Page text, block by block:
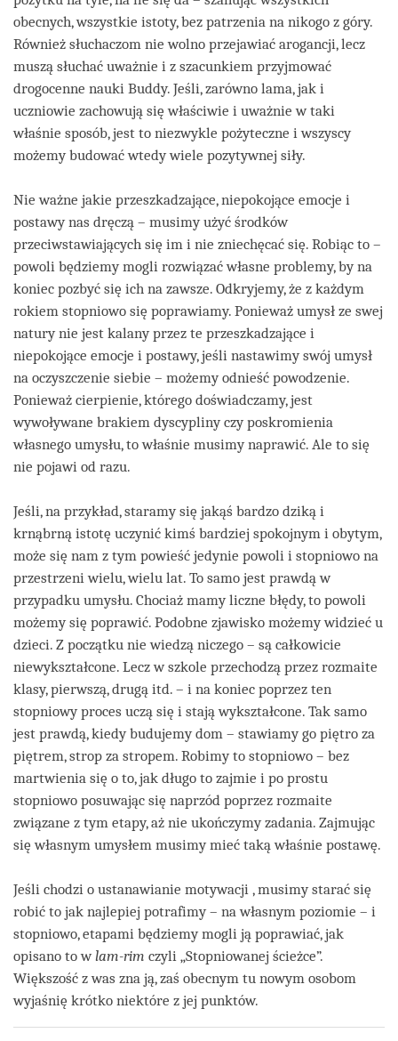
obecnych, wszystkie istoty, bez patrzenia na nikogo z góry.
Również słuchaczom nie wolno przejawiać arogancji, lecz
muszą słuchać uważnie i z szacunkiem przyjmować
drogocenne nauki Buddy. Jeśli, zarówno lama, jak i
uczniowie zachowują się właściwie i uważnie w taki
właśnie sposób, jest to niezwykle pożyteczne i wszyscy
możemy budować wtedy wiele pozytywnej siły.
Nie ważne jakie przeszkadzające, niepokojące emocje i
postawy nas dręczą – musimy użyć środków
przeciwstawiających się im i nie zniechęcać się. Robiąc to –
powoli będziemy mogli rozwiązać własne problemy, by na
koniec pozbyć się ich na zawsze. Odkryjemy, że z każdym
rokiem stopniowo się poprawiamy. Ponieważ umysł ze swej
natury nie jest kalany przez te przeszkadzające i
niepokojące emocje i postawy, jeśli nastawimy swój umysł
na oczyszczenie siebie – możemy odnieść powodzenie.
Ponieważ cierpienie, którego doświadczamy, jest
wywoływane brakiem dyscypliny czy poskromienia
własnego umysłu, to właśnie musimy naprawić. Ale to się
nie pojawi od razu.
Jeśli, na przykład, staramy się jakąś bardzo dziką i
krnąbrną istotę uczynić kimś bardziej spokojnym i obytym,
może się nam z tym powieść jedynie powoli i stopniowo na
przestrzeni wielu, wielu lat. To samo jest prawdą w
przypadku umysłu. Chociaż mamy liczne błędy, to powoli
możemy się poprawić. Podobne zjawisko możemy widzieć u
dzieci. Z początku nie wiedzą niczego – są całkowicie
niewykształcone. Lecz w szkole przechodzą przez rozmaite
klasy, pierwszą, drugą itd. – i na koniec poprzez ten
stopniowy proces uczą się i stają wykształcone. Tak samo
jest prawdą, kiedy budujemy dom – stawiamy go piętro za
piętrem, strop za stropem. Robimy to stopniowo – bez
martwienia się o to, jak długo to zajmie i po prostu
stopniowo posuwając się naprzód poprzez rozmaite
związane z tym etapy, aż nie ukończymy zadania. Zajmując
się własnym umysłem musimy mieć taką właśnie postawę.
Jeśli chodzi o ustanawianie motywacji , musimy starać się
robić to jak najlepiej potrafimy – na własnym poziomie – i
stopniowo, etapami będziemy mogli ją poprawiać, jak
opisano to wlam-rim czyli „Stopniowanej ścieżce”.
Większość z was zna ją, zaś obecnym tu nowym osobom
wyjaśnię krótko niektóre z jej punktów.